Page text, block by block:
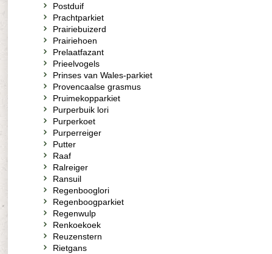
Postduif
Prachtparkiet
Prairiebuizerd
Prairiehoen
Prelaatfazant
Prieelvogels
Prinses van Wales-parkiet
Provencaalse grasmus
Pruimekopparkiet
Purperbuik lori
Purperkoet
Purperreiger
Putter
Raaf
Ralreiger
Ransuil
Regenbooglori
Regenboogparkiet
Regenwulp
Renkoekoek
Reuzenstern
Rietgans